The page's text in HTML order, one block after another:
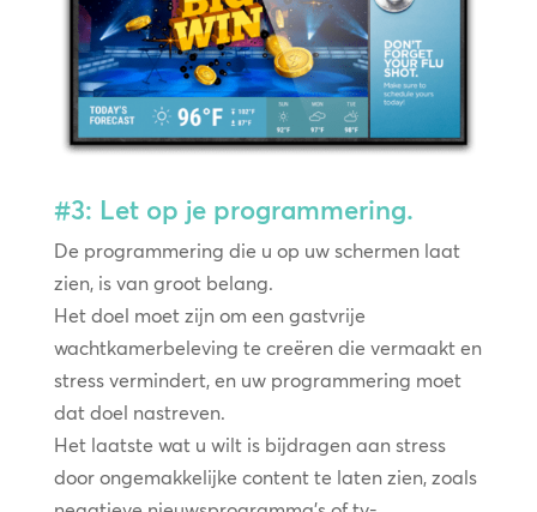
#3: Let op je programmering.
De programmering die u op uw schermen laat
zien, is van groot belang.
Het doel moet zijn om een gastvrije
wachtkamerbeleving te creëren die vermaakt en
stress vermindert, en uw programmering moet
dat doel nastreven.
Het laatste wat u wilt is bijdragen aan stress
door ongemakkelijke content te laten zien, zoals